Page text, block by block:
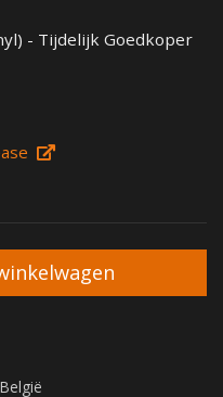
- Tijdelijk Goedkoper